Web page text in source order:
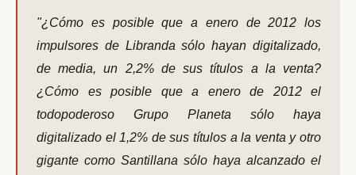
"¿Cómo es posible que a enero de 2012 los
impulsores de Libranda sólo hayan digitalizado,
de media, un 2,2% de sus títulos a la venta?
¿Cómo es posible que a enero de 2012 el
todopoderoso Grupo Planeta sólo haya
digitalizado el 1,2% de sus títulos a la venta y otro
gigante como Santillana sólo haya alcanzado el